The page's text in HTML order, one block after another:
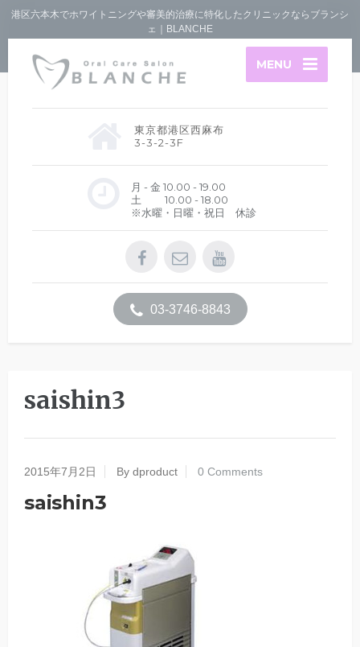
港区六本木でホワイトニングや審美的治療に特化したクリニックならブランシ
ェ｜BLANCHE
MENU
東京都港区西麻布
3-3-2-3F
月 - 金 10.00 - 19.00
土 10.00 - 18.00
※水曜・日曜・祝日 休診
03-3746-8843
saishin3
2015年7月2日 By dproduct 0 Comments
saishin3